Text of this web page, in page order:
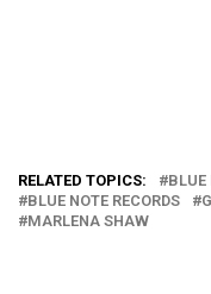
RELATED TOPICS: BLUE
BLUE NOTE RECORDS
MARLENA SHAW